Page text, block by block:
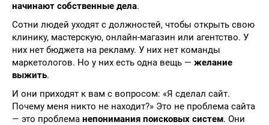
начинают собственные дела.
Сотни людей уходят с должностей, чтобы открыть свою
клинику, мастерскую, онлайн-магазин или агентство. У
них нет бюджета на рекламу. У них нет команды
маркетологов. Но у них есть одна вещь — желание
выжить.
И они приходят к вам с вопросом: «Я сделал сайт.
Почему меня никто не находит?» Это не проблема сайта
— это проблема непонимания поисковых систем. Они